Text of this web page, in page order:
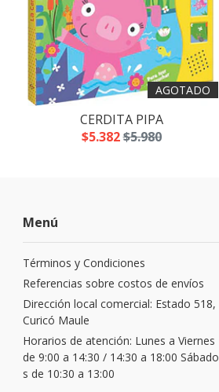
AGOTADO
CERDITA PIPA
$5.382$5.980
Menú
Términos y Condiciones
Referencias sobre costos de envíos
Dirección local comercial: Estado 518,
Curicó Maule
Horarios de atención: Lunes a Viernes
de 9:00 a 14:30 / 14:30 a 18:00 Sábado
s de 10:30 a 13:00